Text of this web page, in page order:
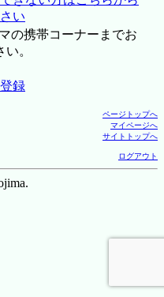
い
の携帯コーナーまでお
。
録
ページトップへ
マイページへ
サイトトップへ
ログアウト